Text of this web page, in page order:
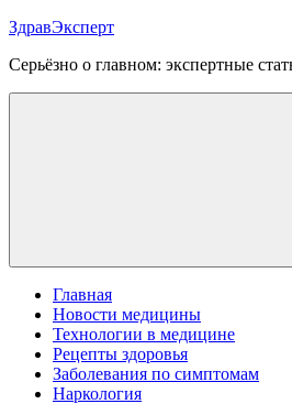
Перейти
содержимому
ЗдравЭксперт
Серьёзно о главном: экспертные
Главная
Новости медицины
Технологии в медицине
Рецепты здоровья
Заболевания по симптомам
Наркология